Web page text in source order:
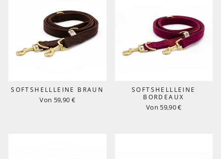
SOFTSHELLLEINE BRAUN
Von 59,90 €
SOFTSHELLLEINE
BORDEAUX
Von 59,90 €